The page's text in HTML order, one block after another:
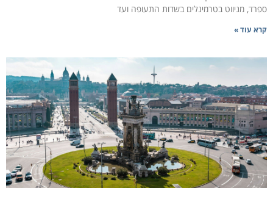
ספרד, מניווט בטרמינלים בשדות התעופה ועד
קרא עוד »